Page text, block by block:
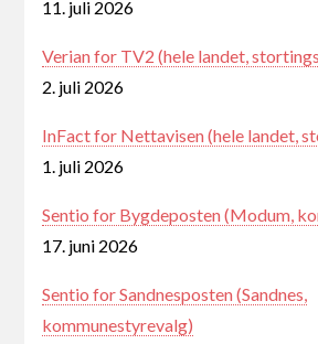
11. juli 2026
Verian for TV2 (hele landet,
2. juli 2026
InFact for Nettavisen (hele landet,
1. juli 2026
Sentio for Bygdeposten (Modum,
17. juni 2026
Sentio for Sandnesposten (Sandnes,
kommunestyrevalg)